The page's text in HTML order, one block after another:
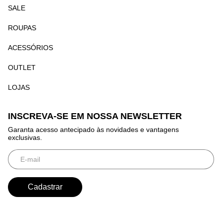
SALE
ROUPAS
ACESSÓRIOS
OUTLET
LOJAS
INSCREVA-SE EM NOSSA NEWSLETTER
Garanta acesso antecipado às novidades e vantagens
exclusivas.